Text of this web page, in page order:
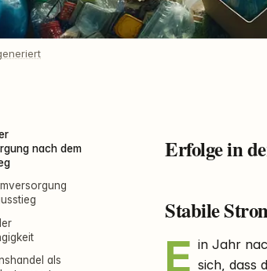
nach dem
als
Erfolge in
Stabile
E in Jahr
sich, dass